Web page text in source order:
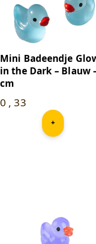
Mini Badeendje
in the Dark – Blauw
cm
0 , 33
+